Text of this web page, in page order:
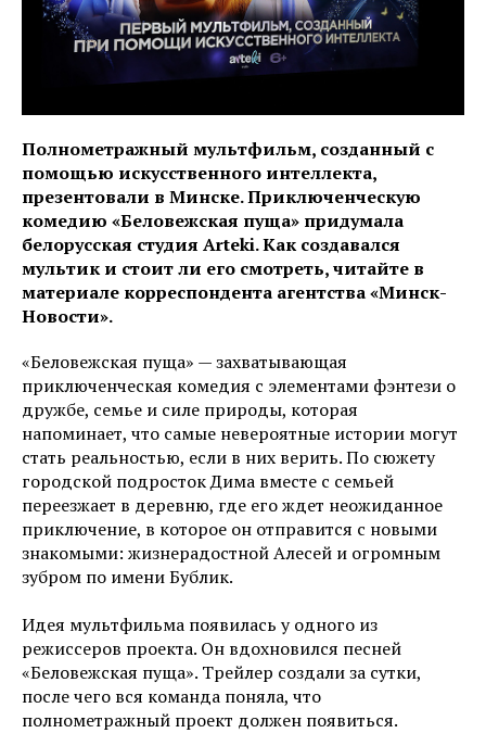
Полнометражный мультфильм, созданный с
помощью искусственного интеллекта,
презентовали в Минске. Приключенческую
комедию «Беловежская пуща» придумала
белорусская студия Arteki. Как создавался
мультик и стоит ли его смотреть, читайте в
материале корреспондента агентства «Минск-
Новости».
«Беловежская пуща» — захватывающая
приключенческая комедия с элементами фэнтези о
дружбе, семье и силе природы, которая
напоминает, что самые невероятные истории могут
стать реальностью, если в них верить. По сюжету
городской подросток Дима вместе с семьей
переезжает в деревню, где его ждет неожиданное
приключение, в которое он отправится с новыми
знакомыми: жизнерадостной Алесей и огромным
зубром по имени Бублик.
Идея мультфильма появилась у одного из
режиссеров проекта. Он вдохновился песней
«Беловежская пуща». Трейлер создали за сутки,
после чего вся команда поняла, что
полнометражный проект должен появиться.